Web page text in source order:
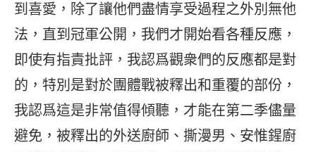
到喜愛，除了讓他們盡情享受過程之外別無他
法，直到冠軍公開，我們才開始看各種反應，
即使有指責批評，我認爲觀衆們的反應都是對
的，特別是對於團體戰被釋出和重覆的部份，
我認爲這是非常值得傾聽，才能在第二季儘量
避免，被釋出的外送廚師、撕漫男、安惟鍟廚